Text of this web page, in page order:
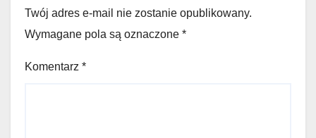
Twój adres e-mail nie zostanie opublikowany.
Wymagane pola są oznaczone *
Komentarz *